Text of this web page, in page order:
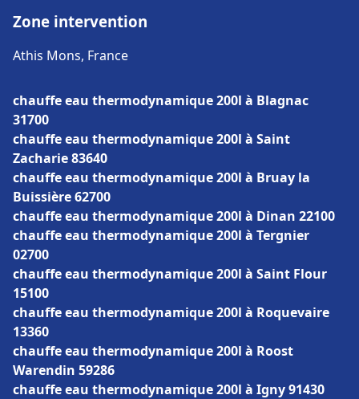
Zone intervention
Athis Mons, France
chauffe eau thermodynamique 200l à Blagnac
31700
chauffe eau thermodynamique 200l à Saint
Zacharie 83640
chauffe eau thermodynamique 200l à Bruay la
Buissière 62700
chauffe eau thermodynamique 200l à Dinan 22100
chauffe eau thermodynamique 200l à Tergnier
02700
chauffe eau thermodynamique 200l à Saint Flour
15100
chauffe eau thermodynamique 200l à Roquevaire
13360
chauffe eau thermodynamique 200l à Roost
Warendin 59286
chauffe eau thermodynamique 200l à Igny 91430